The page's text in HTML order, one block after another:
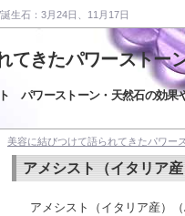
生石：3月24日、11月17日
てきたパワーストー
パワーストーン・天然石の効果
美容に結びつけて語られてきたパワー
アメシスト（イタリア
アメシスト（イタリア産）